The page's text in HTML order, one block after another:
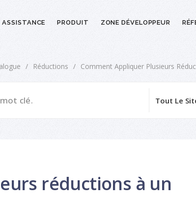
ASSISTANCE PRODUIT ZONE DÉVELOPPEUR
/ Réductions / Comment Appliquer Plusieurs
réductions à un